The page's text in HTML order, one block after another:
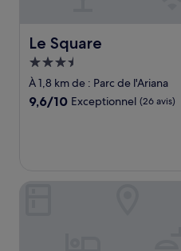
Le Square
Le Square
Hébergement
3.5 étoiles
À 1,8 km de : Parc de l'Ariana
9.6
9,6/10 Exceptionnel (26 avis)